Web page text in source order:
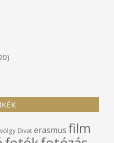
Divat erasmus film